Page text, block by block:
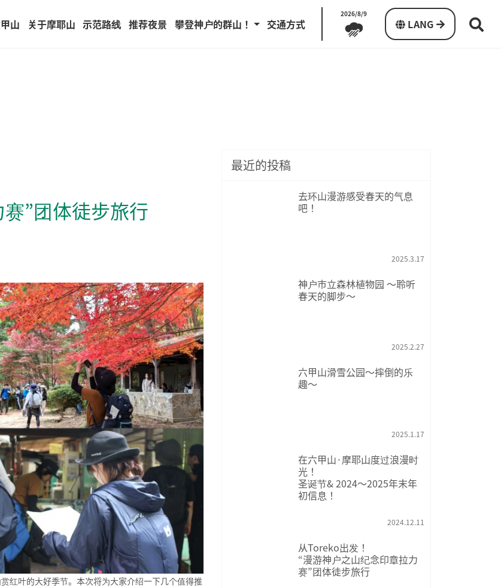
山 关于摩耶山 示范路线 推荐夜景 攀登神户的群山！ 交通方式
2026/8/9
LANG
”团体徒步旅行
红叶的大好季节。本次将为大家介绍一下几个值得推
最近的投稿
去环山漫游感受春天的气息
吧！
2025.3.17
神户市立森林植物园 ～聆听
春天的脚步～
2025.2.27
六甲山滑雪公园～摔倒的乐
趣～
2025.1.17
在六甲山·摩耶山度过浪漫时
光！
圣诞节& 2024～2025年末年
初信息！
2024.12.11
从Toreko出发！
“漫游神户之山纪念印章拉力
赛”团体徒步旅行